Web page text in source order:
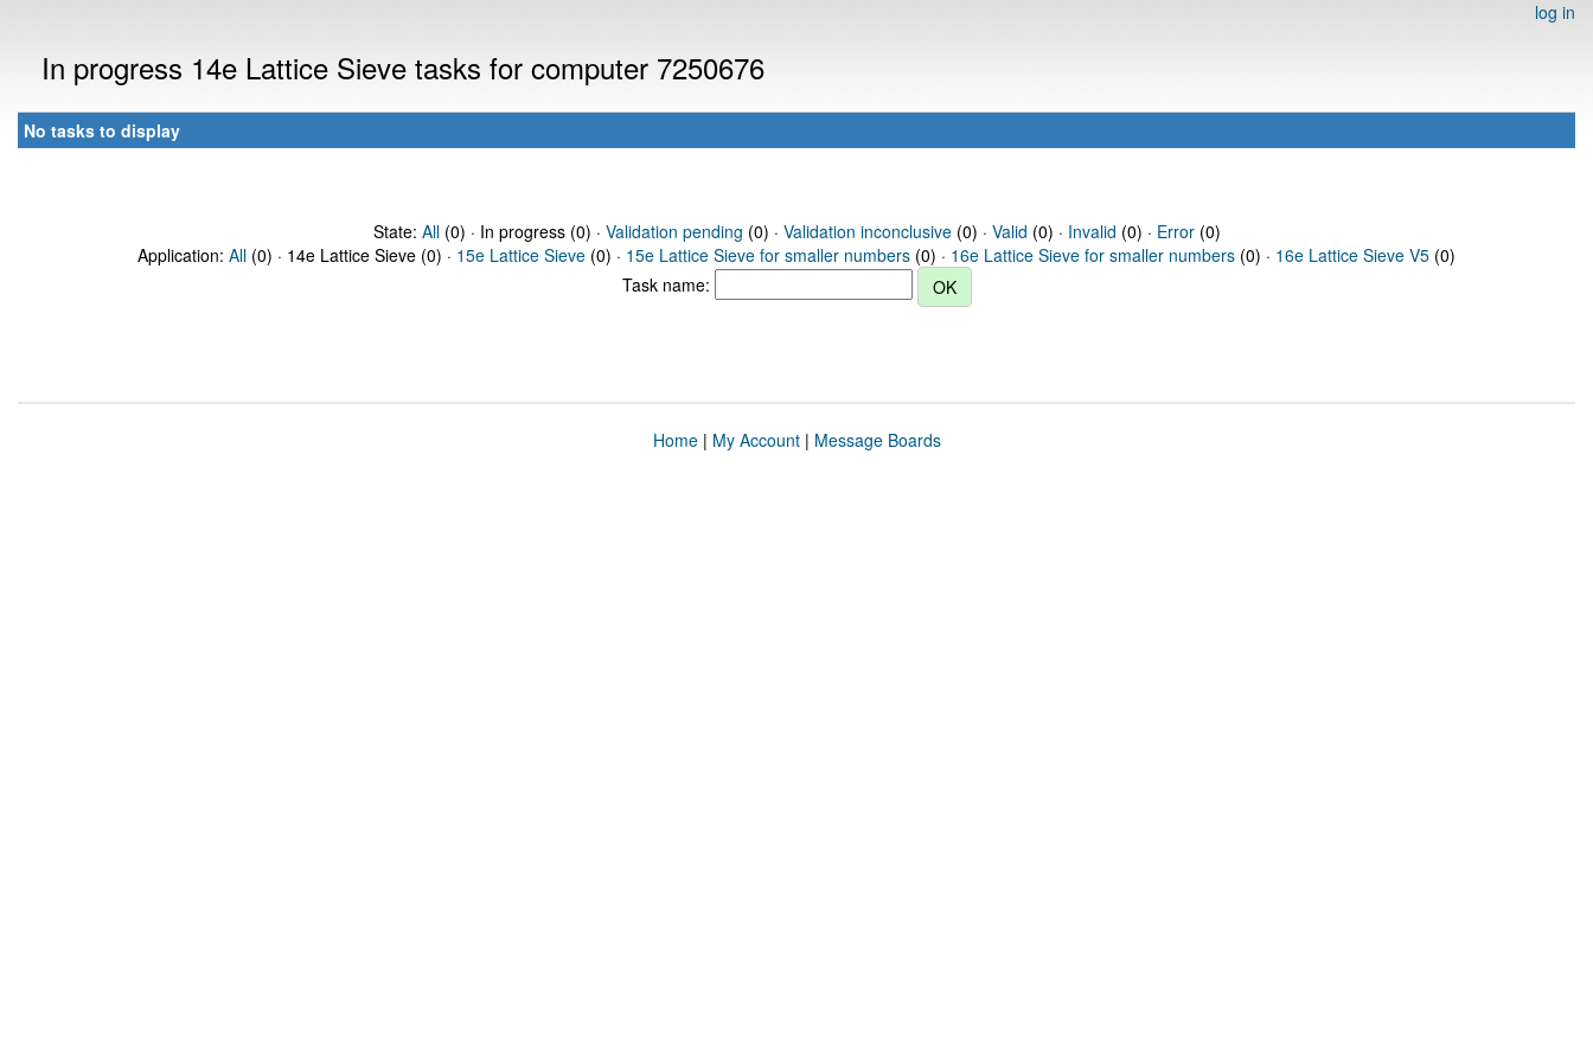
log in
In progress 14e Lattice Sieve tasks for computer 7250676
No tasks to display
State: All(0) · In progress (0) · Validation pending (0) · Validation inconclusive(0) · Valid (0) · Invalid (0) · Error(0)
Application: All (0) · 14e Lattice Sieve (0) · 15e Lattice Sieve (0) · 15e Lattice Sieve for smaller numbers (0) · 16e Lattice Sieve for smaller numbers (0) · 16e Lattice Sieve V5 (0)
Task name:
Home| My Account| Message Boards